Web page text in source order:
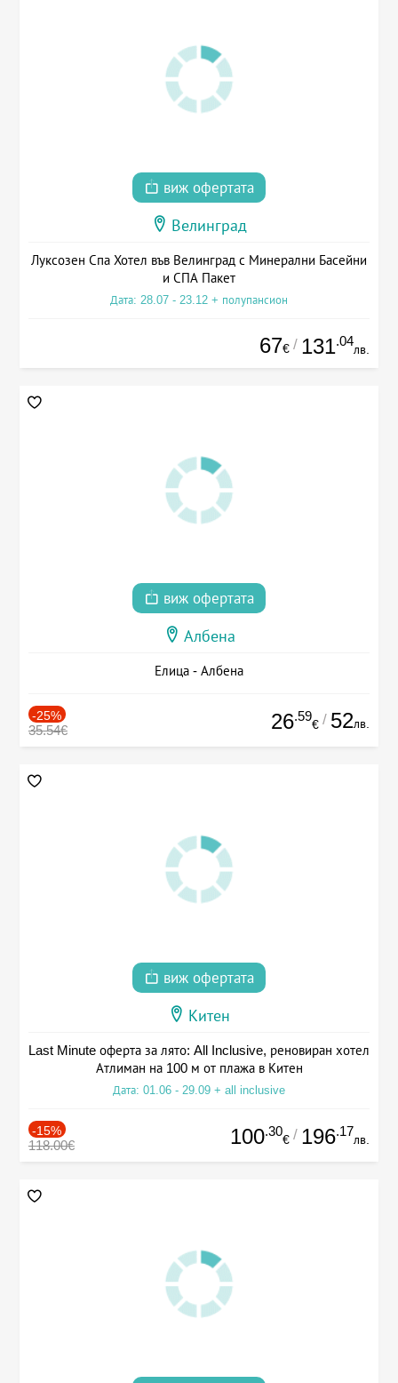
виж офертата
Велинград
Луксозен Спа Хотел във Велинград с Минерални Басейни
и СПА Пакет
Дата: 28.07 - 23.12 + полупансион
67€ / 131.04
лв.
виж офертата
Албена
Елица - Албена
-25%
35.54€ 26.59
€ / 52лв.
виж офертата
Китен
Last Minute оферта за лято: All Inclusive, реновиран хотел
Атлиман на 100 м от плажа в Китен
Дата: 01.06 - 29.09 + all inclusive
-15%
118.00€ 100.30
€ / 196.17
лв.